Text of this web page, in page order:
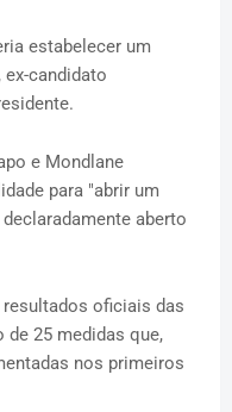
estabelecer um
candidato
e Mondlane
para "abrir um
aberto
oficiais das
25 medidas que,
nos primeiros